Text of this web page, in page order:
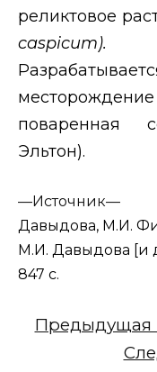
реликтовое
caspicum).
поваренная
Эльтон).
—Источник—
Давыдова, М.И.
М.И. Давыдова [и
847 с.
Предыдущая